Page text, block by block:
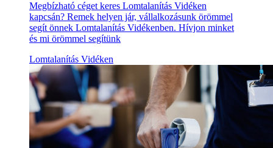
Megbízható céget keres Lomtalanítás Vidéken
kapcsán? Remek helyen jár, vállalkozásunk örömmel
segít önnek Lomtalanítás Vidékenben. Hívjon minket
és mi örömmel segítünk
Lomtalanítás Vidéken